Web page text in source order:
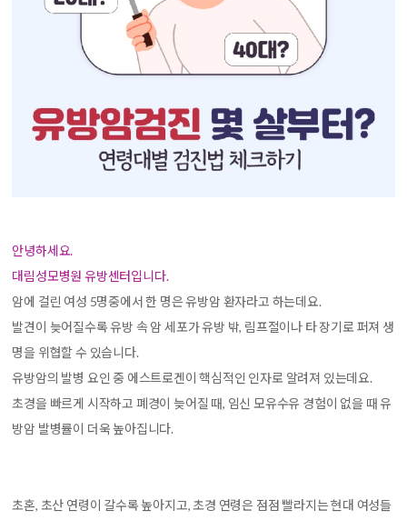
안녕하세요.
대림성모병원 유방센터입니다.
암에 걸린 여성 5명중에서 한 명은 유방암 환자라고 하는데요.
발견이 늦어질수록 유방 속 암 세포가 유방 밖, 림프절이나 타 장기로 퍼져 생
명을 위협할 수 있습니다.
유방암의 발병 요인 중 에스트로겐이 핵심적인 인자로 알려져 있는데요.
초경을 빠르게 시작하고 폐경이 늦어질 때, 임신 모유수유 경험이 없을 때 유
방암 발병률이 더욱 높아집니다.
초혼, 초산 연령이 갈수록 높아지고, 초경 연령은 점점 빨라지는 현대 여성들